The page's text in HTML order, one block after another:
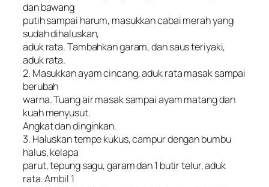
dan bawang
putih sampai harum, masukkan cabai merah yang
sudah dihaluskan,
aduk rata. Tambahkan garam, dan saus teriyaki,
aduk rata.
2. Masukkan ayam cincang, aduk rata masak sampai
berubah
warna. Tuang air masak sampai ayam matang dan
kuah menyusut.
Angkat dan dinginkan.
3. Haluskan tempe kukus, campur dengan bumbu
halus, kelapa
parut, tepung sagu, garam dan 1 butir telur, aduk
rata. Ambil 1